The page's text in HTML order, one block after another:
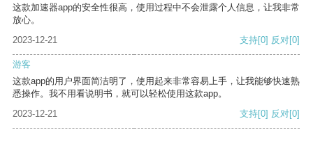
这款加速器app的安全性很高，使用过程中不会泄露个人信息，让我非常
放心。
2023-12-21
支持[0] 反对[0]
游客
这款app的用户界面简洁明了，使用起来非常容易上手，让我能够快速熟
悉操作。我不用看说明书，就可以轻松使用这款app。
2023-12-21
支持[0] 反对[0]